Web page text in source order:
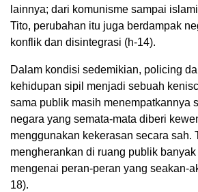
lainnya; dari komunisme sampai
Tito, perubahan itu juga berdampak
konflik dan disintegrasi (h-14).
Dalam kondisi sedemikian, policing
kehidupan sipil menjadi sebuah
sama publik masih menempatkannya
negara yang semata-mata diberi
menggunakan kekerasan secara sah.
mengherankan di ruang publik
mengenai peran-peran yang seakan-
18).